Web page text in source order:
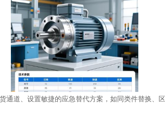
通道、设置敏捷的应急替代方案，如同类件替换、